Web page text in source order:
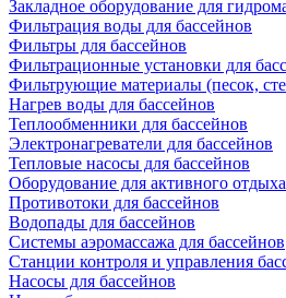
Закладное оборудование для
Фильтрация воды для бассейнов
Фильтры для бассейнов
Фильтрационные установки для
Фильтрующие материалы (песок,
Нагрев воды для бассейнов
Теплообменники для бассейнов
Электронагреватели для бассейнов
Тепловые насосы для бассейнов
Оборудование для активного
Противотоки для бассейнов
Водопады для бассейнов
Системы аэромассажа для бассейнов
Станции контроля и управления
Насосы для бассейнов